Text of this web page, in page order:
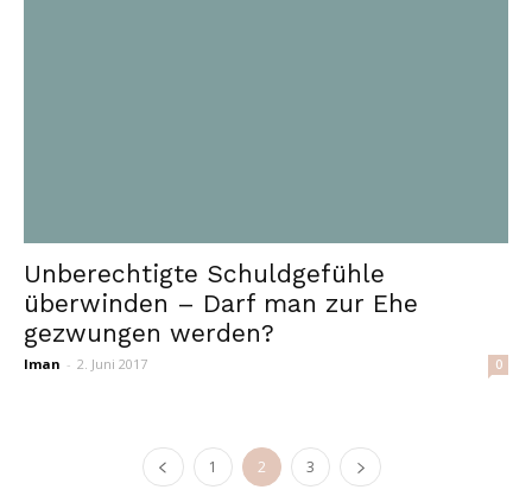
Unberechtigte Schuldgefühle
überwinden – Darf man zur Ehe
gezwungen werden?
Iman - 2. Juni 2017 0
1 2 3